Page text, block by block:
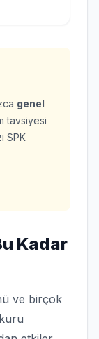
genel
tavsiyesi
SPK
Kadar
ve birçok